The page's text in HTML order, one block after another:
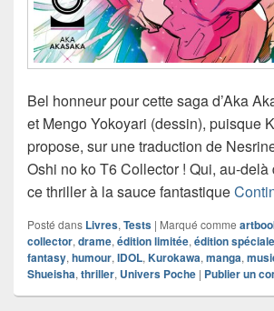
Bel honneur pour cette saga d’Aka
et Mengo Yokoyari (dessin), puisque
propose, sur une traduction de
Oshi no ko T6 Collector ! Qui, au-
ce thriller à la sauce fantastique
Posté dans Livres, Tests | Marqué comme
collector, drame, édition limitée, édition spéciale
fantasy, humour, IDOL, Kurokawa, manga,
Shueisha, thriller, Univers Poche | Publier un